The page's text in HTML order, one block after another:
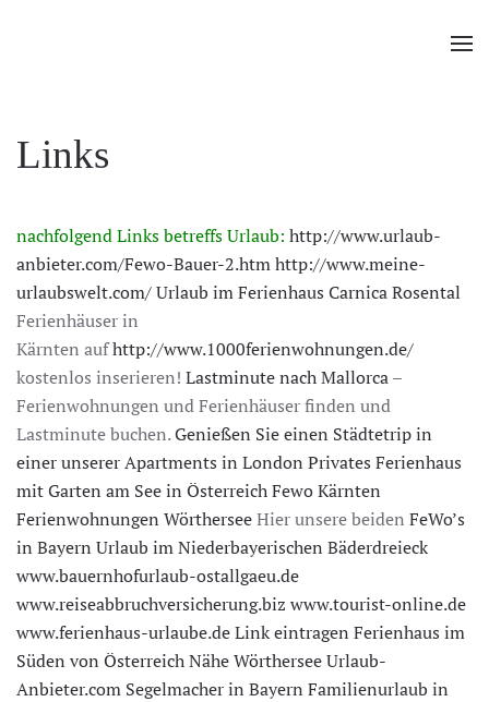
Links
nachfolgend Links betreffs Urlaub: http://www.urlaub-
anbieter.com/Fewo-Bauer-2.htmhttp://www.meine-
urlaubswelt.com/Urlaub im Ferienhaus Carnica Rosental
Ferienhäuser in
Kärnten aufhttp://www.1000ferienwohnungen.de/
kostenlos inserieren! Lastminute nach Mallorca–
Ferienwohnungen und Ferienhäuser finden und
Lastminute buchen.Genießen Sie einen Städtetrip in
einer unserer Apartments in London Privates Ferienhaus
mit Garten am See in ÖsterreichFewo Kärnten
Ferienwohnungen WörtherseeHier unsere beiden FeWo’s
in Bayern Urlaub im Niederbayerischen Bäderdreieck
www.bauernhofurlaub-ostallgaeu.de
www.reiseabbruchversicherung.biz www.tourist-online.de
www.ferienhaus-urlaube.deLink eintragen Ferienhaus im
Süden von Österreich Nähe WörtherseeUrlaub-
Anbieter.com Segelmacher in Bayern Familienurlaub in